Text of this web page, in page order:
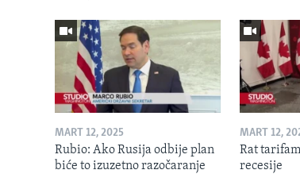
MART 12, 2025
Rubio: Ako Rusija odbije plan
biće to izuzetno razočaranje
MART 12,
Rat
recesije